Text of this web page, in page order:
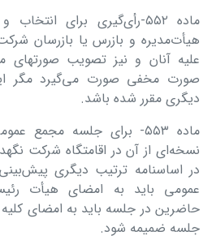
ماده ۵۵۲-رأی‌گیری برای
هیأت‌مدیره و بازرس یا بازرسان
علیه آنان و نیز تصویب صورتهای
صورت مخفی صورت می‌گیرد مگر
دیگری مقرر شده باشد.
ماده ۵۵۳- برای جلسه مجمع
نسخه‌ای از آن در اقامتگاه شرکت
در اساسنامه ترتیب دیگری
عمومی باید به امضای هیأت
حاضرین در جلسه باید به امضای
جلسه ضمیمه شود.